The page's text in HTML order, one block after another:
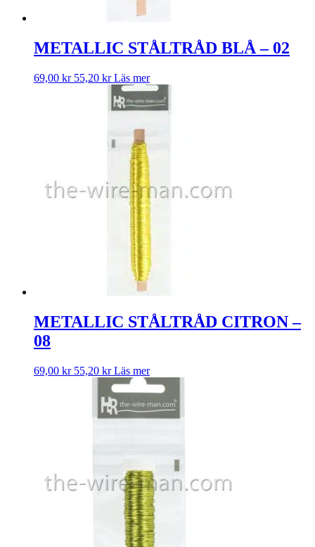
METALLIC STÅLTRÅD BLÅ – 02
69,00 kr 55,20 kr Läs mer
METALLIC STÅLTRÅD CITRON –
08
69,00 kr 55,20 kr Läs mer